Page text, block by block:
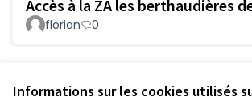
Informations sur les cookies utilisés
Accès à la ZA les berthaudières
florian 0